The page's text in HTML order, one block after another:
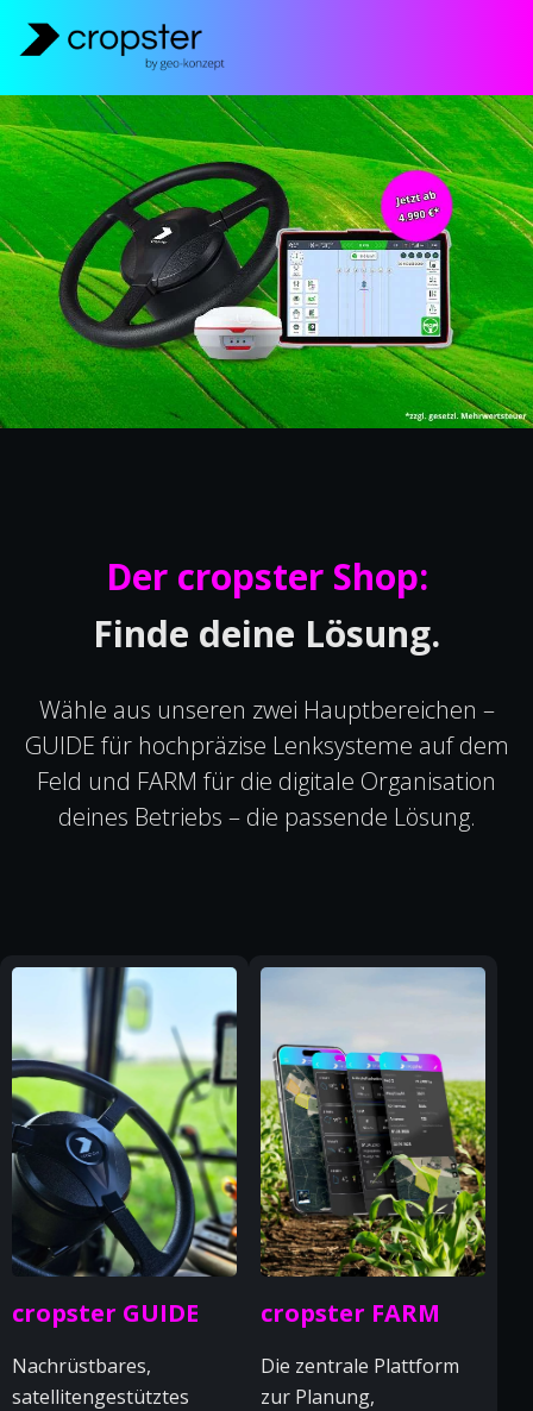
Der cropster Shop:
Finde deine Lösung.
Wähle aus unseren zwei Hauptbereichen –
GUIDE für hochpräzise Lenksysteme auf dem
Feld und FARM für die digitale Organisation
deines Betriebs – die passende Lösung.
cropster GUIDE
Nachrüstbares,
satellitengestütztes
cropster FARM
Die zentrale Plattform
zur Planung,